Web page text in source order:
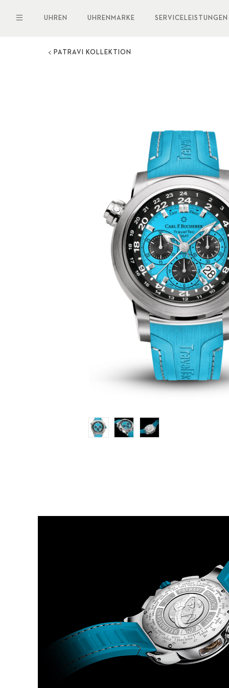
UHREN UHRENMARKE SERVICELEISTUNGEN
PATRAVI KOLLEKTION